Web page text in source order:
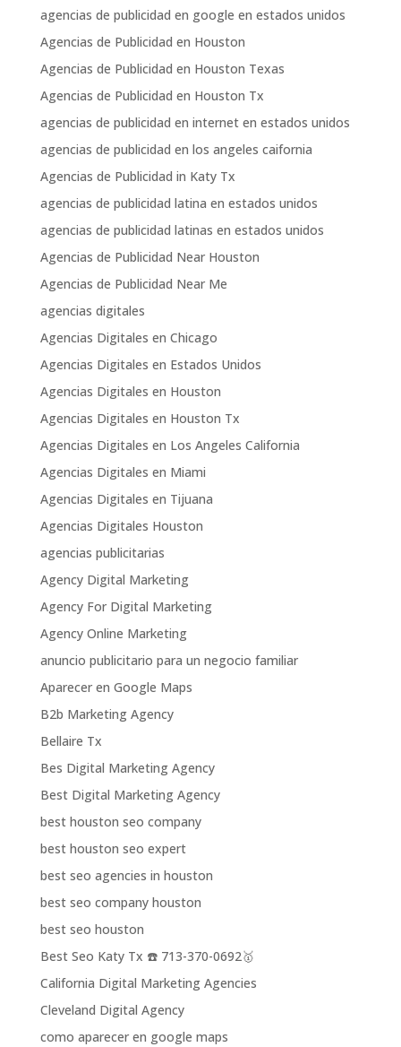
agencias de publicidad en google en estados unidos
Agencias de Publicidad en Houston
Agencias de Publicidad en Houston Texas
Agencias de Publicidad en Houston Tx
agencias de publicidad en internet en estados unidos
agencias de publicidad en los angeles caifornia
Agencias de Publicidad in Katy Tx
agencias de publicidad latina en estados unidos
agencias de publicidad latinas en estados unidos
Agencias de Publicidad Near Houston
Agencias de Publicidad Near Me
agencias digitales
Agencias Digitales en Chicago
Agencias Digitales en Estados Unidos
Agencias Digitales en Houston
Agencias Digitales en Houston Tx
Agencias Digitales en Los Angeles California
Agencias Digitales en Miami
Agencias Digitales en Tijuana
Agencias Digitales Houston
agencias publicitarias
Agency Digital Marketing
Agency For Digital Marketing
Agency Online Marketing
anuncio publicitario para un negocio familiar
Aparecer en Google Maps
B2b Marketing Agency
Bellaire Tx
Bes Digital Marketing Agency
Best Digital Marketing Agency
best houston seo company
best houston seo expert
best seo agencies in houston
best seo company houston
best seo houston
Best Seo Katy Tx ☎️ 713-370-0692🥇
California Digital Marketing Agencies
Cleveland Digital Agency
como aparecer en google maps